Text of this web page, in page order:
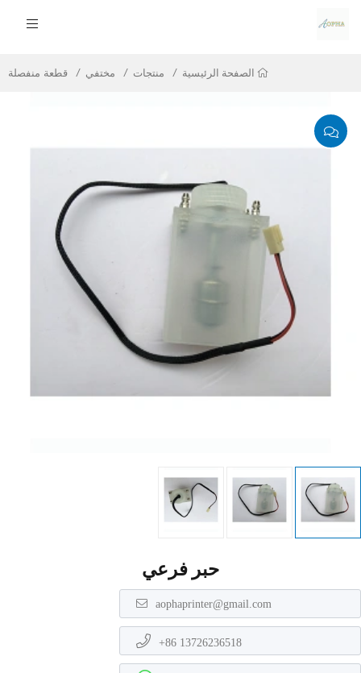
الصفحة الرئيسية منتجات مختفي قطعة منفصلة
حبر فرعي
aophaprinter@gmail.com
+86 13726236518